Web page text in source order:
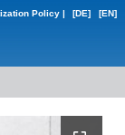
Policy | [DE] [EN]